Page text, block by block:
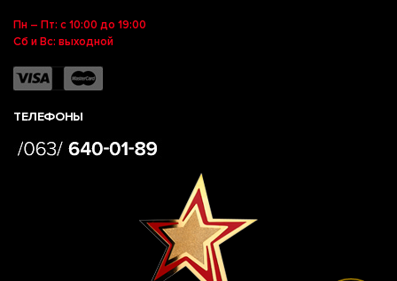
Пн – Пт: с 10:00 до 19:00
Сб и Вс: выходной
ТЕЛЕФОНЫ